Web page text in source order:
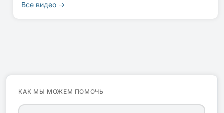
Все видео →
КАК МЫ МОЖЕМ ПОМОЧЬ